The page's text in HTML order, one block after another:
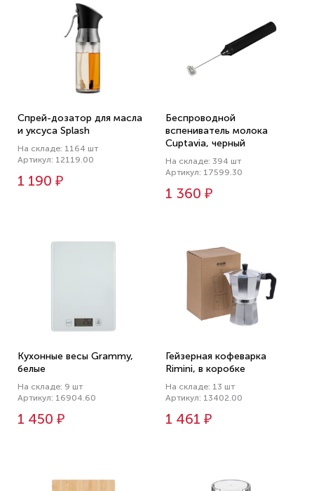
Спрей-дозатор для масла
и уксуса Splash
На складе: 1164 шт
Артикул: 12119.00
1 190 ₽
Беспроводной
вспениватель молока
Cuptavia, черный
На складе: 394 шт
Артикул: 17599.30
1 360 ₽
Кухонные весы Grammy,
белые
На складе: 9 шт
Артикул: 16904.60
1 450 ₽
Гейзерная кофеварка
Rimini, в коробке
На складе: 13 шт
Артикул: 13402.00
1 461 ₽